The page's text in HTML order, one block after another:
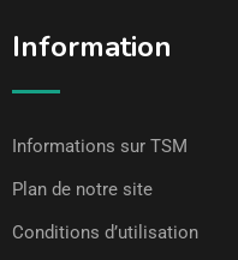
Information
Informations sur TSM
Plan de notre site
Conditions d’utilisation